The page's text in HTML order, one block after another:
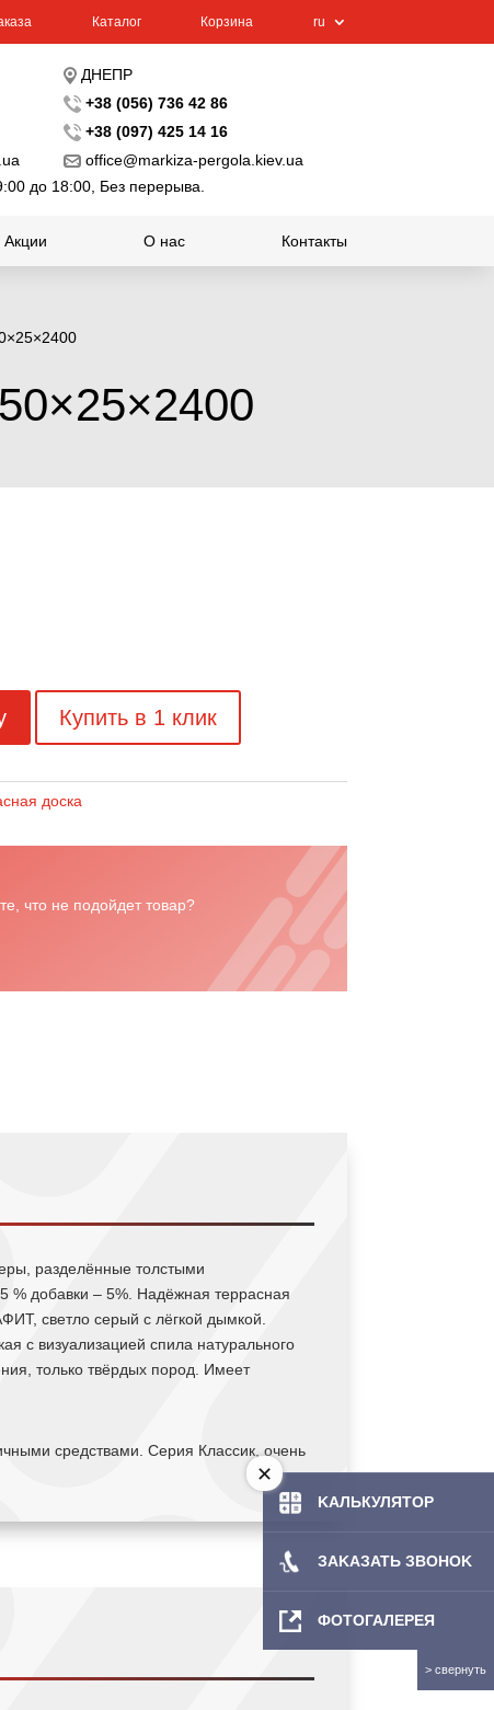
Каталог Корзина ru
ДНЕПР
+38 (056) 736 42 86
+38 (097) 425 14 16
office@markiza-pergola.kiev.ua
до 18:00, Без перерыва.
Акции О нас Контакты
Купить в 1 клик
доска
что не подойдет товар?
разделённые толстыми
% добавки – 5%. Надёжная террасная
светло серый с лёгкой дымкой.
с визуализацией спила натурального
только твёрдых пород. Имеет
средствами. Серия Классик, очень
KAЛЬКУЛЯТOP
ЗAKAЗATЬ ЗBOHOK
ФОТОГАЛЕРЕЯ